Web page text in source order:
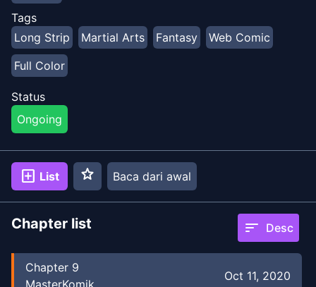
Tags
Long Strip
Martial Arts Fantasy
Web Comic
Full Color
Status
Ongoing
add_box List star Baca dari awal
Chapter list sort Desc
Chapter 9
MasterKomik
Oct 11, 2020